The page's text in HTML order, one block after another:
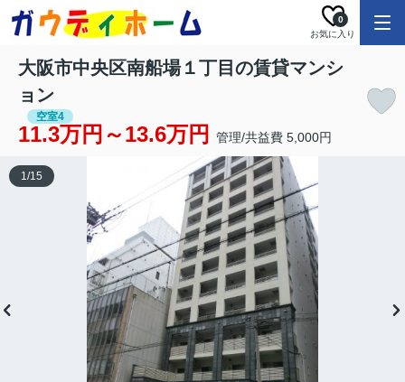
お気に入り
0
大阪市中央区南船場１丁目の賃貸マンシ
ョン
空室4
11.3万円～13.6万円 管理/共益費 5,000円
1/15